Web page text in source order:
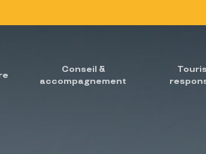
Conseil &
accompagnement